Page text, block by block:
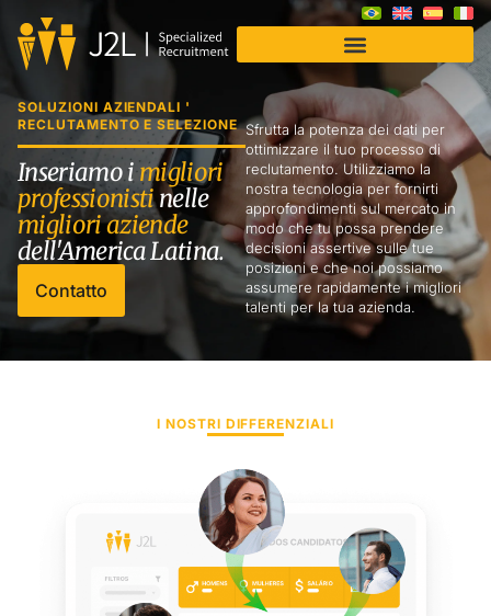
SOLUZIONI AZIENDALI '
RECLUTAMENTO E SELEZIONE
Inseriamo imigliori
professionistinelle
migliori aziende
dell'America Latina.
Contatto
Sfrutta la potenza dei dati per
ottimizzare il tuo processo di
reclutamento. Utilizziamo la
nostra tecnologia per fornirti
approfondimenti sul mercato in
modo che tu possa prendere
decisioni assertive sulle tue
posizioni e che noi possiamo
assumere rapidamente i migliori
talenti per la tua azienda.
I NOSTRI DIFFERENZIALI